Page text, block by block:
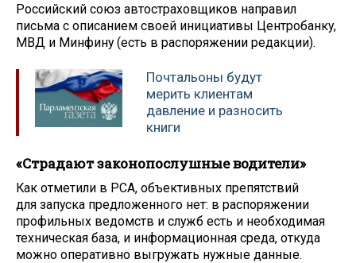
Российский союз автостраховщиков направил
письма с описанием своей инициативы Центробанку,
МВД и Минфину (есть в распоряжении редакции).
Почтальоны будут
мерить клиентам
давление и разносить
книги
«Страдают законопослушные водители»
Как отметили в РСА, объективных препятствий
для запуска предложенного нет: в распоряжении
профильных ведомств и служб есть и необходимая
техническая база, и информационная среда, откуда
можно оперативно выгружать нужные данные.